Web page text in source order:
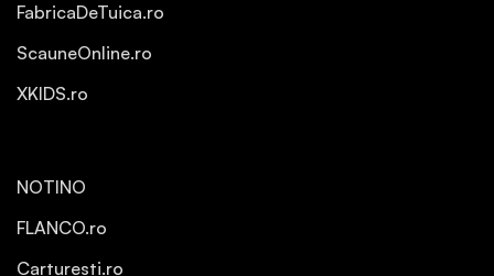
FabricaDeTuica.ro
ScauneOnline.ro
XKIDS.ro
NOTINO
FLANCO.ro
Carturesti.ro